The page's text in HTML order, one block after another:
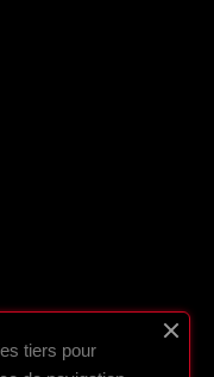
tiers pour